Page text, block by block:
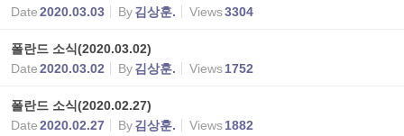
Date2020.03.03 By김상훈. Views3304
폴란드 소식(2020.03.02)
Date2020.03.02 By김상훈. Views1752
폴란드 소식(2020.02.27)
Date2020.02.27 By김상훈. Views1882